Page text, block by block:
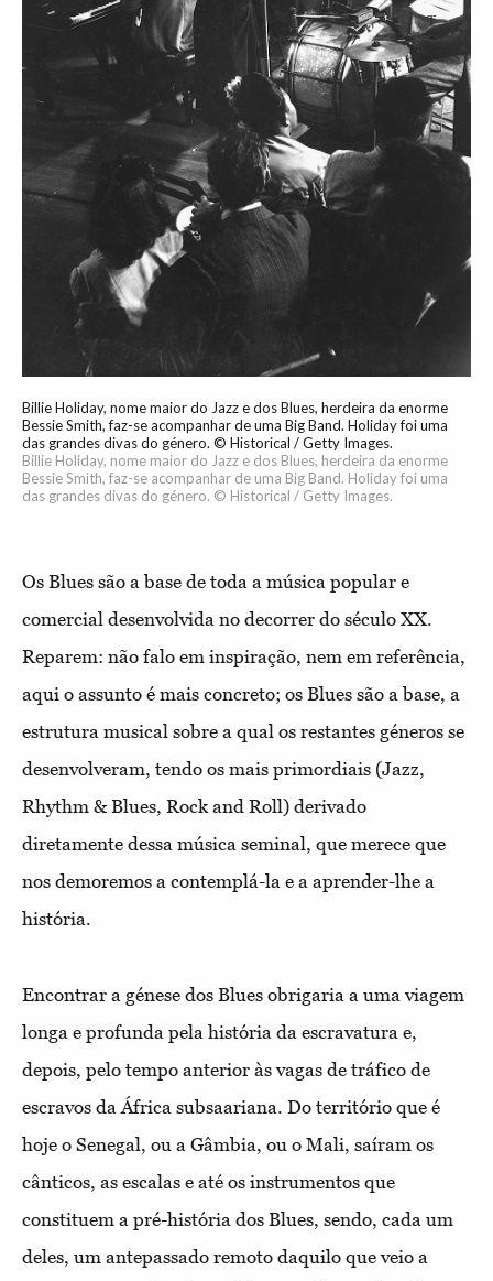
Billie Holiday, nome maior do Jazz e dos Blues, herdeira da enorme
Bessie Smith, faz-se acompanhar de uma Big Band. Holiday foi uma
das grandes divas do género. © Historical / Getty Images.
Billie Holiday, nome maior do Jazz e dos Blues, herdeira da enorme
Bessie Smith, faz-se acompanhar de uma Big Band. Holiday foi uma
das grandes divas do género. © Historical / Getty Images.
Os Blues são a base de toda a música popular e
comercial desenvolvida no decorrer do século XX.
Reparem: não falo em inspiração, nem em referência,
aqui o assunto é mais concreto; os Blues são a base, a
estrutura musical sobre a qual os restantes géneros se
desenvolveram, tendo os mais primordiais (Jazz,
Rhythm & Blues, Rock and Roll) derivado
diretamente dessa música seminal, que merece que
nos demoremos a contemplá-la e a aprender-lhe a
história.
Encontrar a génese dos Blues obrigaria a uma viagem
longa e profunda pela história da escravatura e,
depois, pelo tempo anterior às vagas de tráfico de
escravos da África subsaariana. Do território que é
hoje o Senegal, ou a Gâmbia, ou o Mali, saíram os
cânticos, as escalas e até os instrumentos que
constituem a pré-história dos Blues, sendo, cada um
deles, um antepassado remoto daquilo que veio a